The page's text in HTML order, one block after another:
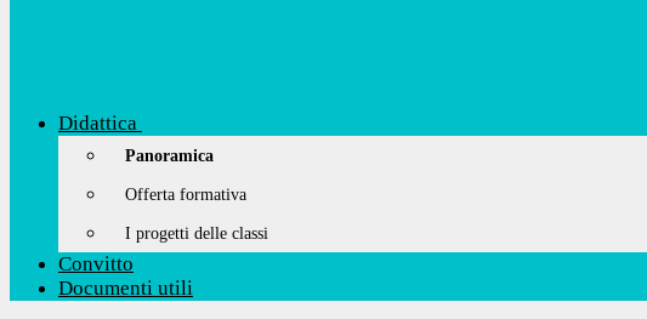
Didattica
Panoramica
Offerta formativa
I progetti delle classi
Convitto
Documenti utili